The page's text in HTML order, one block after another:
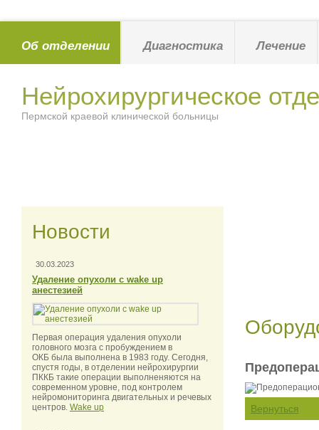
Об отделении Диагностика Лечение
Нейрохирургическое
Пермской краевой клинической больницы
Новости
30.03.2023
Удаление опухоли с wake up
анестезией
Первая операция удаления опухоли
головного мозга с пробуждением в
ОКБ была выполнена в 1983 году. Сегодня,
спустя годы, в отделении нейрохирургии
ПККБ такие операции выполненяются на
современном уровне, под контролем
нейромониторинга двигательных и речевых
центров. Wake up Вернуться